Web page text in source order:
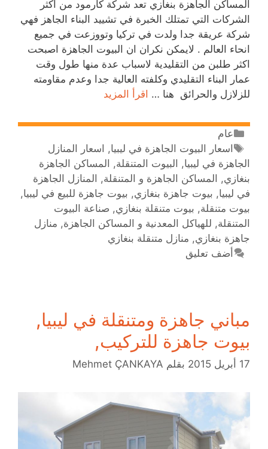
المساكن الجاهزة بنغازي تعد شركة كارمود من اكثر
الشركات التي تمتلك الخبرة في تشييد البناء الجاهز فهي
شركة عريقة جدا ولدت في تركيا وتووزعت في جميع
انحاء العالم . لايمكن نكران ان البيوت الجاهزة اصبحت
اكثر طلبن من التقليدية لاسباب عدة منها طول وقت
عمار البناء التقليدي وكلفته العالية جدا وعدم مقاومته
للزلازل والحرائق هنا … اقرأ المزيد
عام
اسعار البيوت الجاهزة في ليبيا, اسعار المنازل
الجاهزة في ليبيا, البيوت المتنقلة, المساكن الجاهزة
بنغازي, المساكن الجاهزة و المتنقلة, المنازل الجاهزة
في ليبيا, بيوت جاهزة بنغازي, بيوت جاهزة للبيع في ليبيا,
بيوت متنقلة, بيوت متنقلة بنغازي, صناعة البيوت
المتنقلة, للهياكل المعدنية و المساكن الجاهزة, منازل
جاهزة بنغازي, منازل متنقلة بنغازي
أضف تعليق
مباني جاهزة ومتنقلة في ليبيا,
بيوت جاهزة للتركيب,
17 أبريل 2015 بقلم Mehmet ÇANKAYA